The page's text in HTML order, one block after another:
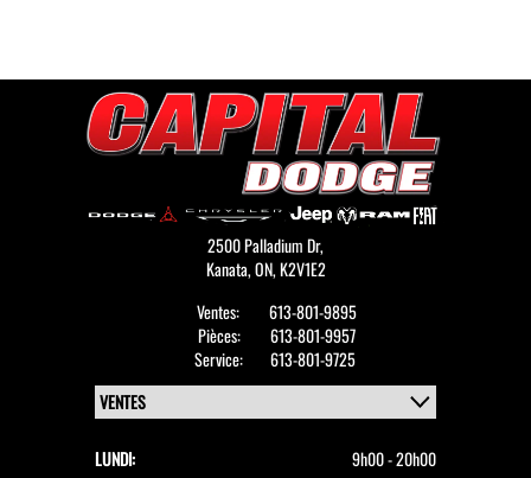
2500 Palladium Dr,
Kanata,ON, K2V1E2
Ventes:
613-801-9895
Pièces:
613-801-9957
Service:
613-801-9725
LUNDI:
9h00 - 20h00